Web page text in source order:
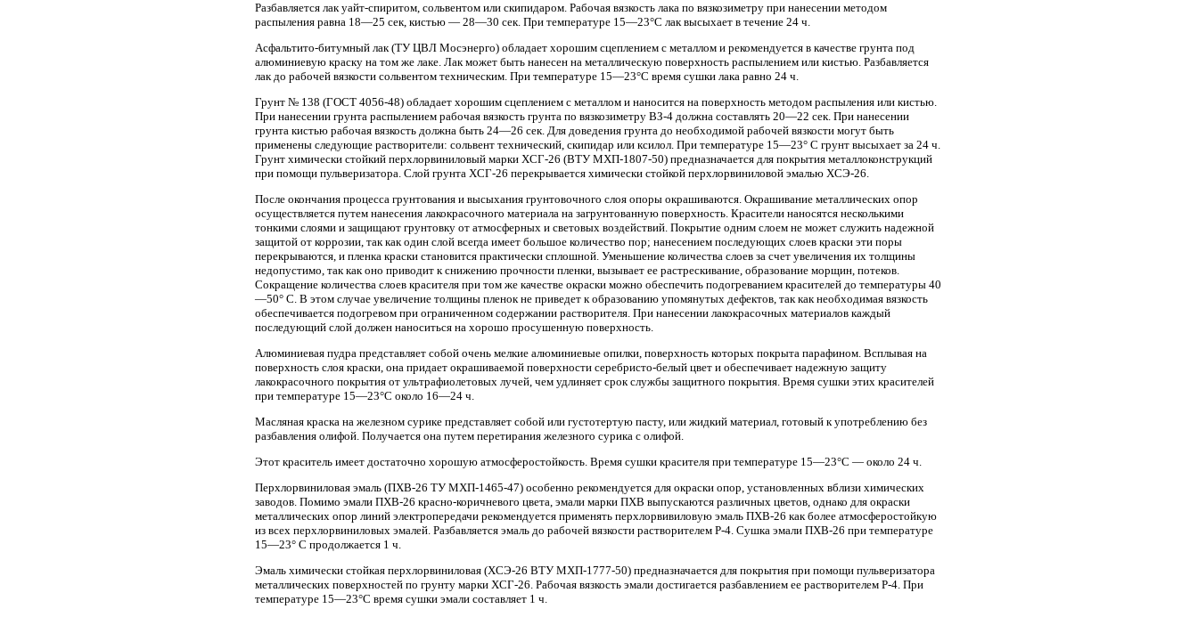
Разбавляется лак уайт-спиритом, сольвентом или скипидаром. Рабочая вязкость лака по вязкозиметру при нанесении методом
распыления равна 18—25 сек, кистью — 28—30 сек. При температуре 15—23°С лак высыхает в течение 24 ч.
Асфальтито-битумный лак (ТУ ЦВЛ Мосэнерго) обладает хорошим сцеплением с металлом и рекомендуется в качестве грунта под
алюминиевую краску на том же лаке. Лак может быть нанесен на металлическую поверхность распылением или кистью. Разбавляется
лак до рабочей вязкости сольвентом техническим. При температуре 15—23°С время сушки лака равно 24 ч.
Грунт № 138 (ГОСТ 4056-48) обладает хорошим сцеплением с металлом и наносится на поверхность методом распыления или кистью.
При нанесении грунта распылением рабочая вязкость грунта по вязкозиметру ВЗ-4 должна составлять 20—22 сек. При нанесении
грунта кистью рабочая вязкость должна быть 24—26 сек. Для доведения грунта до необходимой рабочей вязкости могут быть
применены следующие растворители: сольвент технический, скипидар или ксилол. При температуре 15—23° С грунт высыхает за 24 ч.
Грунт химически стойкий перхлорвиниловый марки ХСГ-26 (ВТУ МХП-1807-50) предназначается для покрытия металлоконструкций
при помощи пульверизатора. Слой грунта ХСГ-26 перекрывается химически стойкой перхлорвиниловой эмалью ХСЭ-26.
После окончания процесса грунтования и высыхания грунтовочного слоя опоры окрашиваются. Окрашивание металлических опор
осуществляется путем нанесения лакокрасочного материала на загрунтованную поверхность. Красители наносятся несколькими
тонкими слоями и защищают грунтовку от атмосферных и световых воздействий. Покрытие одним слоем не может служить надежной
защитой от коррозии, так как один слой всегда имеет большое количество пор; нанесением последующих слоев краски эти поры
перекрываются, и пленка краски становится практически сплошной. Уменьшение количества слоев за счет увеличения их толщины
недопустимо, так как оно приводит к снижению прочности пленки, вызывает ее растрескивание, образование морщин, потеков.
Сокращение количества слоев красителя при том же качестве окраски можно обеспечить подогреванием красителей до температуры 40
—50° С. В этом случае увеличение толщины пленок не приведет к образованию упомянутых дефектов, так как необходимая вязкость
обеспечивается подогревом при ограниченном содержании растворителя. При нанесении лакокрасочных материалов каждый
последующий слой должен наноситься на хорошо просушенную поверхность.
Алюминиевая пудра представляет собой очень мелкие алюминиевые опилки, поверхность которых покрыта парафином. Всплывая на
поверхность слоя краски, она придает окрашиваемой поверхности серебристо-белый цвет и обеспечивает надежную защиту
лакокрасочного покрытия от ультрафиолетовых лучей, чем удлиняет срок службы защитного покрытия. Время сушки этих красителей
при температуре 15—23°С около 16—24 ч.
Масляная краска на железном сурике представляет собой или густотертую пасту, или жидкий материал, готовый к употреблению без
разбавления олифой. Получается она путем перетирания железного сурика с олифой.
Этот краситель имеет достаточно хорошую атмосферостойкость. Время сушки красителя при температуре 15—23°С — около 24 ч.
Перхлорвиниловая эмаль (ПХВ-26 ТУ МХП-1465-47) особенно рекомендуется для окраски опор, установленных вблизи химических
заводов. Помимо эмали ПХВ-26 красно-коричневого цвета, эмали марки ПХВ выпускаются различных цветов, однако для окраски
металлических опор линий электропередачи рекомендуется применять перхлорвивиловую эмаль ПХВ-26 как более атмосферостойкую
из всех перхлорвиниловых эмалей. Разбавляется эмаль до рабочей вязкости растворителем Р-4. Сушка эмали ПХВ-26 при температуре
15—23° С продолжается 1 ч.
Эмаль химически стойкая перхлорвиниловая (ХСЭ-26 ВТУ МХП-1777-50) предназначается для покрытия при помощи пульверизатора
металлических поверхностей по грунту марки ХСГ-26. Рабочая вязкость эмали достигается разбавлением ее растворителем Р-4. При
температуре 15—23°С время сушки эмали составляет 1 ч.